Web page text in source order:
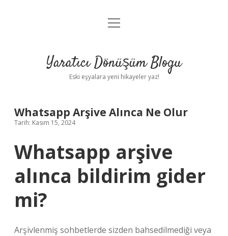
Anasayfa
Yasal Uyarı
menüyü
Yaratıcı Dönüşüm Blogu
Eski eşyalara yeni hikayeler yaz!
Whatsapp Arşive Alınca Ne Olur
Tarih: Kasım 15, 2024
Whatsapp arşive
alınca bildirim gider
mi?
Arşivlenmiş sohbetlerde sizden bahsedilmediği veya